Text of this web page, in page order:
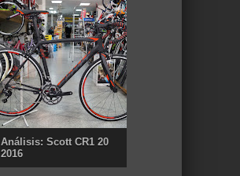
Análisis: Scott CR1 20
2016